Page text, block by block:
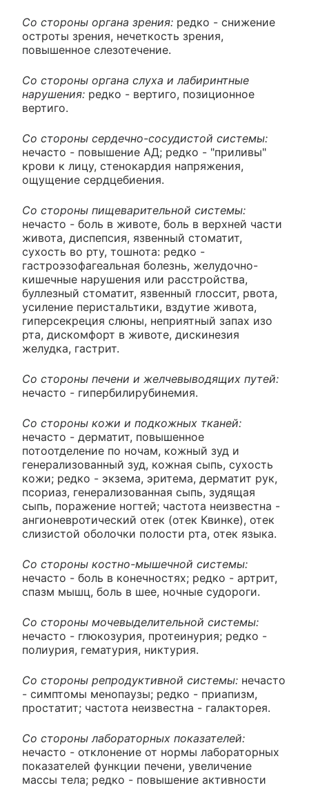
Со стороны органа зрения: редко - снижение
остроты зрения, нечеткость зрения,
повышенное слезотечение.
Со стороны органа слуха и лабиринтные
нарушения: редко - вертиго, позиционное
вертиго.
Со стороны сердечно-сосудистой системы:
нечасто - повышение АД; редко - "приливы"
крови к лицу, стенокардия напряжения,
ощущение сердцебиения.
Со стороны пищеварительной системы:
нечасто - боль в животе, боль в верхней части
живота, диспепсия, язвенный стоматит,
сухость во рту, тошнота: редко -
гастроэзофагеальная болезнь, желудочно-
кишечные нарушения или расстройства,
буллезный стоматит, язвенный глоссит, рвота,
усиление перистальтики, вздутие живота,
гиперсекреция слюны, неприятный запах изо
рта, дискомфорт в животе, дискинезия
желудка, гастрит.
Со стороны печени и желчевыводящих путей:
нечасто - гипербилирубинемия.
Со стороны кожи и подкожных тканей:
нечасто - дерматит, повышенное
потоотделение по ночам, кожный зуд и
генерализованный зуд, кожная сыпь, сухость
кожи; редко - экзема, эритема, дерматит рук,
псориаз, генерализованная сыпь, зудящая
сыпь, поражение ногтей; частота неизвестна -
ангионевротический отек (отек Квинке), отек
слизистой оболочки полости рта, отек языка.
Со стороны костно-мышечной системы:
нечасто - боль в конечностях; редко - артрит,
спазм мышц, боль в шее, ночные судороги.
Со стороны мочевыделительной системы:
нечасто - глюкозурия, протеинурия; редко -
полиурия, гематурия, никтурия.
Со стороны репродуктивной системы: нечасто
- симптомы менопаузы; редко - приапизм,
простатит; частота неизвестна - галакторея.
Со стороны лабораторных показателей:
нечасто - отклонение от нормы лабораторных
показателей функции печени, увеличение
массы тела; редко - повышение активности